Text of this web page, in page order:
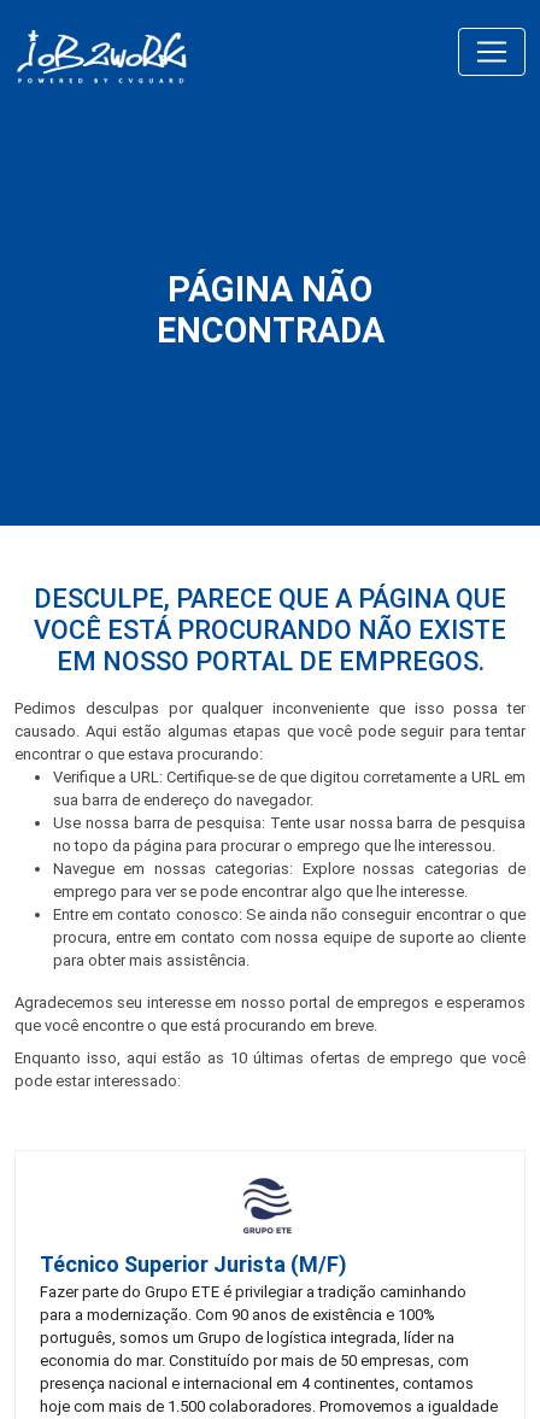
PÁGINA NÃO
ENCONTRADA
DESCULPE, PARECE QUE A PÁGINA QUE
VOCÊ ESTÁ PROCURANDO NÃO EXISTE
EM NOSSO PORTAL DE EMPREGOS.
Pedimos desculpas por qualquer inconveniente que isso possa ter
causado. Aqui estão algumas etapas que você pode seguir para tentar
encontrar o que estava procurando:
Verifique a URL: Certifique-se de que digitou corretamente a URL em
sua barra de endereço do navegador.
Use nossa barra de pesquisa: Tente usar nossa barra de pesquisa
no topo da página para procurar o emprego que lhe interessou.
Navegue em nossas categorias: Explore nossas categorias de
emprego para ver se pode encontrar algo que lhe interesse.
Entre em contato conosco: Se ainda não conseguir encontrar o que
procura, entre em contato com nossa equipe de suporte ao cliente
para obter mais assistência.
Agradecemos seu interesse em nosso portal de empregos e esperamos
que você encontre o que está procurando em breve.
Enquanto isso, aqui estão as 10 últimas ofertas de emprego que você
pode estar interessado:
Técnico Superior Jurista (m/f)
Fazer parte do Grupo ETE é privilegiar a tradição caminhando
para a modernização. Com 90 anos de existência e 100%
português, somos um Grupo de logística integrada, líder na
economia do mar. Constituído por mais de 50 empresas, com
presença nacional e internacional em 4 continentes, contamos
hoje com mais de 1.500 colaboradores. Promovemos a igualdade